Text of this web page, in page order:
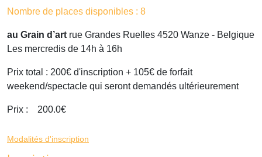
Nombre de places disponibles : 8
au Grain d’art rue Grandes Ruelles 4520 Wanze - Belgique
Les mercredis de 14h à 16h
Prix total : 200€ d'inscription + 105€ de forfait
weekend/spectacle qui seront demandés ultérieurement
Prix : 200.0€
Modalités d'inscription